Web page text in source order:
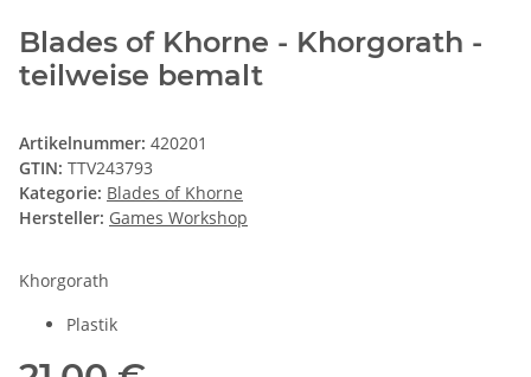
Blades of Khorne - Khorgorath -
teilweise bemalt
Artikelnummer: 420201
GTIN: TTV243793
Kategorie: Blades of Khorne
Hersteller: Games Workshop
Khorgorath
Plastik